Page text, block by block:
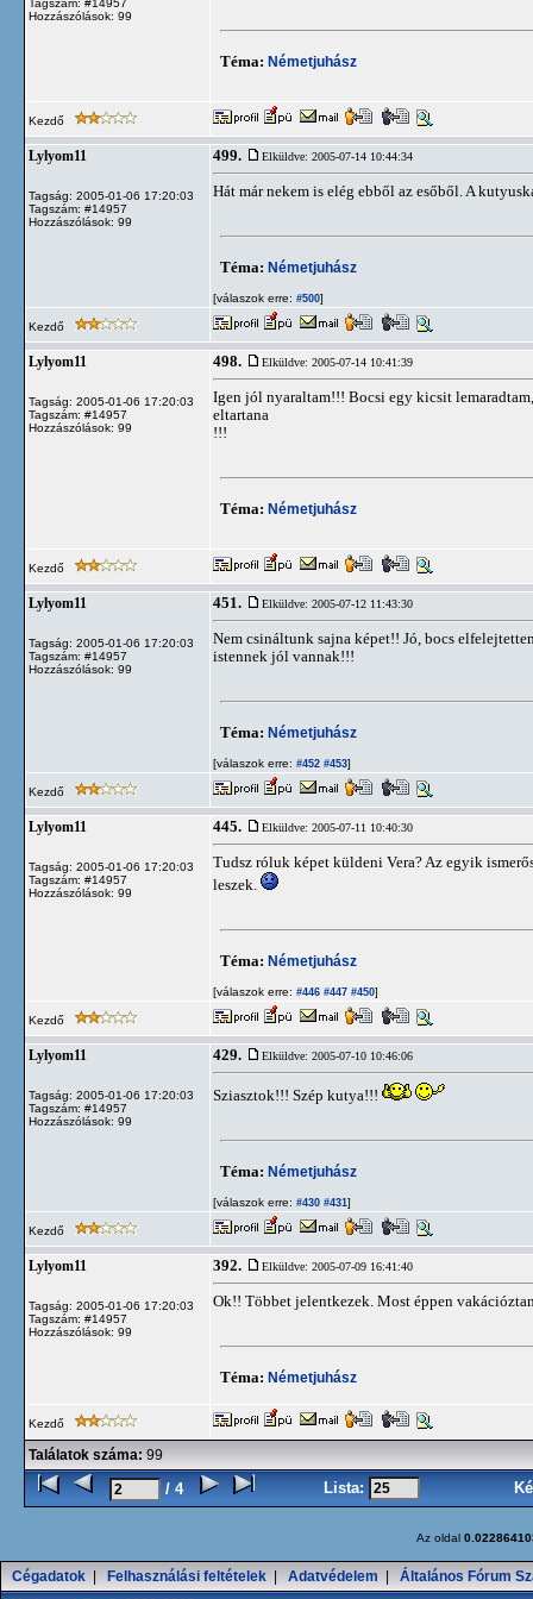
Tagszám: #14957
Hozzászólások: 99
Téma: Németjuhász
Kezdő
Lylyom11
Tagság: 2005-01-06 17:20:03
Tagszám: #14957
Hozzászólások: 99
499. Elküldve: 2005-07-14 10:44:34
Hát már nekem is elég ebből az esőből. A
Téma: Németjuhász
[válaszok erre: #500]
Kezdő
Lylyom11
Tagság: 2005-01-06 17:20:03
Tagszám: #14957
Hozzászólások: 99
498. Elküldve: 2005-07-14 10:41:39
Igen jól nyaraltam!!! Bocsi egy kicsit
eltartana
!!!
Téma: Németjuhász
Kezdő
Lylyom11
Tagság: 2005-01-06 17:20:03
Tagszám: #14957
Hozzászólások: 99
451. Elküldve: 2005-07-12 11:43:30
Nem csináltunk sajna képet!! Jó, bocs
istennek jól vannak!!!
Téma: Németjuhász
[válaszok erre: #452 #453]
Kezdő
Lylyom11
Tagság: 2005-01-06 17:20:03
Tagszám: #14957
Hozzászólások: 99
445. Elküldve: 2005-07-11 10:40:30
Tudsz róluk képet küldeni Vera? Az egyik
leszek.
Téma: Németjuhász
[válaszok erre: #446 #447 #450]
Kezdő
Lylyom11
Tagság: 2005-01-06 17:20:03
Tagszám: #14957
Hozzászólások: 99
429. Elküldve: 2005-07-10 10:46:06
Sziasztok!!! Szép kutya!!!
Téma: Németjuhász
[válaszok erre: #430 #431]
Kezdő
Lylyom11
Tagság: 2005-01-06 17:20:03
Tagszám: #14957
Hozzászólások: 99
392. Elküldve: 2005-07-09 16:41:40
Ok!! Többet jelentkezek. Most éppen
Téma: Németjuhász
Kezdő
Találatok száma: 99
/ 4 Lista:
Az oldal
Cégadatok Felhasználási feltételek Adatvédelem Általános Fórum